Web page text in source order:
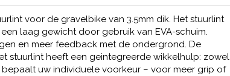
voor de gravelbike van 3.5mm dik. Het stuurlint
laag gewicht door gebruik van EVA-schuim.
en meer feedback met de ondergrond. De
stuurlint heeft een geintegreerde wikkelhulp: zowel
uw individuele voorkeur – voor meer grip of